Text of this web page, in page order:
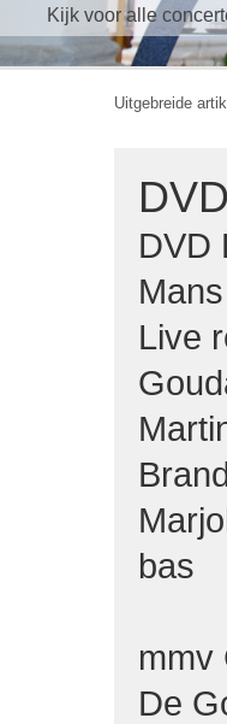
Kijk voor alle
Uitgebreide
DVD
Live
bas
mmv
De